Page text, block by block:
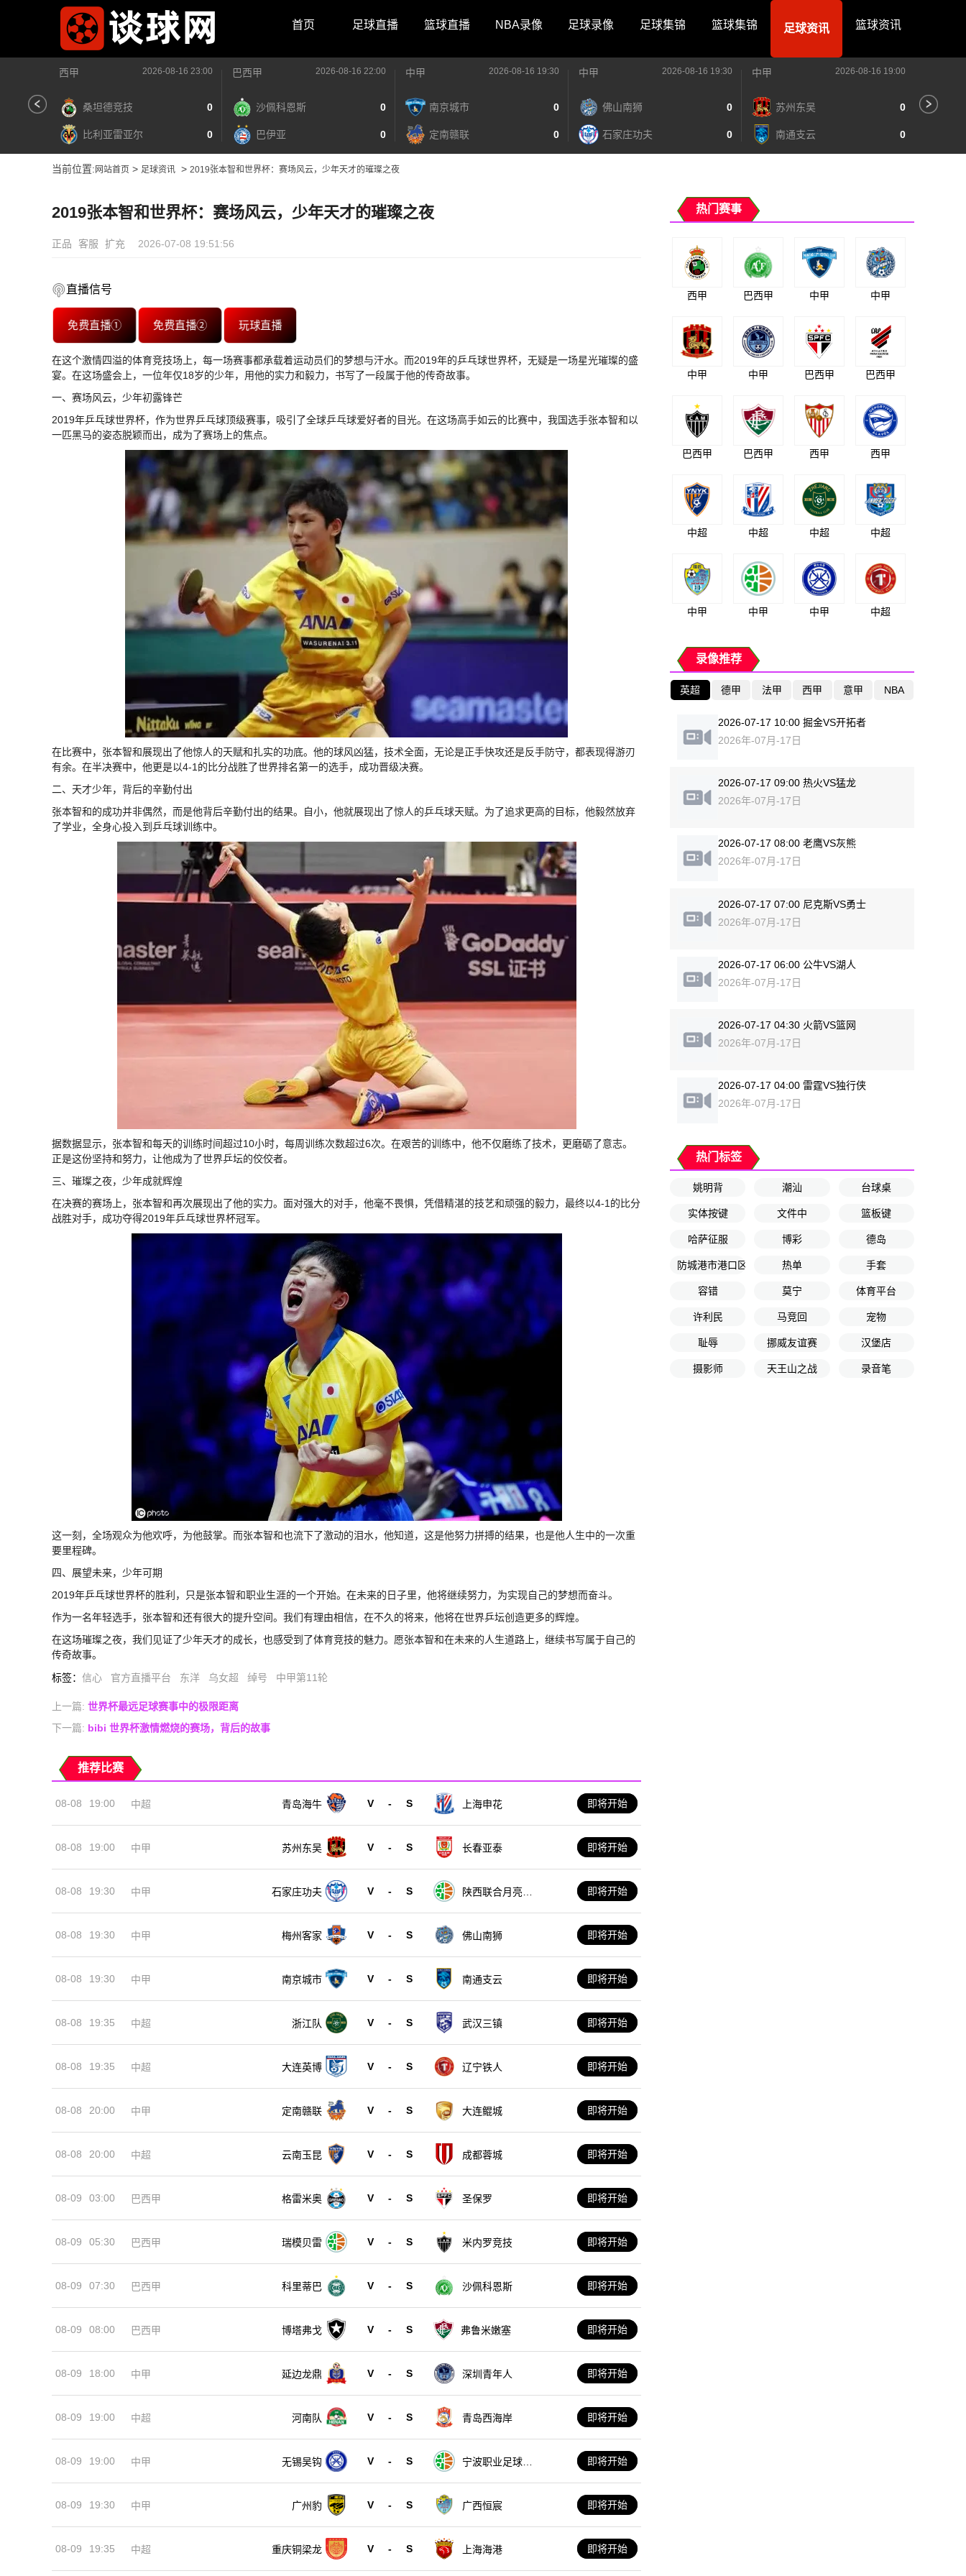
首页 足球直播 篮球直播 NBA录像 足球录像 足球集锦 篮球集锦 足球资讯 篮球资讯
西甲 2026-08-16 23:00
桑坦德竞技 0
比利亚雷亚尔 0
巴西甲 2026-08-16 22:00
沙佩科恩斯 0
巴伊亚 0
中甲 2026-08-16 19:30
南京城市 0
定南赣联 0
中甲 2026-08-16 19:30
佛山南狮 0
石家庄功夫 0
中甲 2026-08-16 19:00
苏州东吴 0
南通支云 0
当前位置: 网站首页 > 足球资讯 > 2019张本智和世界杯：赛场风云，少年天才的璀璨之夜
2019张本智和世界杯：赛场风云，少年天才的璀璨之夜
正品 客服 扩充 2026-07-08 19:51:56
直播信号
免费直播① 免费直播② 玩球直播
在这个激情四溢的体育竞技场上，每一场赛事都承载着运动员们的梦想与汗水。而2019年的乒乓球世界杯，无疑是一场星光璀璨的盛
宴。在这场盛会上，一位年仅18岁的少年，用他的实力和毅力，书写了一段属于他的传奇故事。
一、赛场风云，少年初露锋芒
2019年乒乓球世界杯，作为世界乒乓球顶级赛事，吸引了全球乒乓球爱好者的目光。在这场高手如云的比赛中，我国选手张本智和以
一匹黑马的姿态脱颖而出，成为了赛场上的焦点。
在比赛中，张本智和展现出了他惊人的天赋和扎实的功底。他的球风凶猛，技术全面，无论是正手快攻还是反手防守，都表现得游刃
有余。在半决赛中，他更是以4-1的比分战胜了世界排名第一的选手，成功晋级决赛。
二、天才少年，背后的辛勤付出
张本智和的成功并非偶然，而是他背后辛勤付出的结果。自小，他就展现出了惊人的乒乓球天赋。为了追求更高的目标，他毅然放弃
了学业，全身心投入到乒乓球训练中。
据数据显示，张本智和每天的训练时间超过10小时，每周训练次数超过6次。在艰苦的训练中，他不仅磨练了技术，更磨砺了意志。
正是这份坚持和努力，让他成为了世界乒坛的佼佼者。
三、璀璨之夜，少年成就辉煌
在决赛的赛场上，张本智和再次展现出了他的实力。面对强大的对手，他毫不畏惧，凭借精湛的技艺和顽强的毅力，最终以4-1的比分
战胜对手，成功夺得2019年乒乓球世界杯冠军。
这一刻，全场观众为他欢呼，为他鼓掌。而张本智和也流下了激动的泪水，他知道，这是他努力拼搏的结果，也是他人生中的一次重
要里程碑。
四、展望未来，少年可期
2019年乒乓球世界杯的胜利，只是张本智和职业生涯的一个开始。在未来的日子里，他将继续努力，为实现自己的梦想而奋斗。
作为一名年轻选手，张本智和还有很大的提升空间。我们有理由相信，在不久的将来，他将在世界乒坛创造更多的辉煌。
在这场璀璨之夜，我们见证了少年天才的成长，也感受到了体育竞技的魅力。愿张本智和在未来的人生道路上，继续书写属于自己的
传奇故事。
标签： 信心 官方直播平台 东洋 乌女超 绰号 中甲第11轮
上一篇: 世界杯最远足球赛事中的极限距离
下一篇: bibi 世界杯激情燃烧的赛场，背后的故事
推荐比赛
08-08 19:00 中超 青岛海牛 V - S 上海申花 即将开始
08-08 19:00 中甲 苏州东吴 V - S 长春亚泰 即将开始
08-08 19:30 中甲 石家庄功夫 V - S
陕西联合月亮泊
即将开始
08-08 19:30 中甲 梅州客家 V - S 佛山南狮 即将开始
08-08 19:30 中甲 南京城市 V - S 南通支云 即将开始
08-08 19:35 中超 浙江队 V - S 武汉三镇 即将开始
08-08 19:35 中超 大连英博 V - S 辽宁铁人 即将开始
08-08 20:00 中甲 定南赣联 V - S 大连鲲城 即将开始
08-08 20:00 中超 云南玉昆 V - S 成都蓉城 即将开始
08-09 03:00 巴西甲 格雷米奥 V - S 圣保罗 即将开始
08-09 05:30 巴西甲 瑞模贝雷 V - S 米内罗竞技 即将开始
08-09 07:30 巴西甲 科里蒂巴 V - S 沙佩科恩斯 即将开始
08-09 08:00 巴西甲 博塔弗戈 V - S 弗鲁米嫩塞 即将开始
08-09 18:00 中甲 延边龙鼎 V - S 深圳青年人 即将开始
08-09 19:00 中超 河南队 V - S 青岛西海岸 即将开始
08-09 19:00 中甲 无锡吴钩 V - S
宁波职业足球俱
即将开始
08-09 19:30 中甲 广州豹 V - S 广西恒宸 即将开始
08-09 19:35 中超 重庆铜梁龙 V - S 上海海港 即将开始
热门赛事
西甲 巴西甲 中甲 中甲
中甲 中甲 巴西甲 巴西甲
巴西甲 巴西甲 西甲 西甲
中超 中超 中超 中超
中甲 中甲 中甲 中超
录像推荐
英超 德甲 法甲 西甲 意甲 NBA
2026-07-17 10:00 掘金VS开拓者
2026年-07月-17日
2026-07-17 09:00 热火VS猛龙
2026年-07月-17日
2026-07-17 08:00 老鹰VS灰熊
2026年-07月-17日
2026-07-17 07:00 尼克斯VS勇士
2026年-07月-17日
2026-07-17 06:00 公牛VS湖人
2026年-07月-17日
2026-07-17 04:30 火箭VS篮网
2026年-07月-17日
2026-07-17 04:00 雷霆VS独行侠
2026年-07月-17日
热门标签
姚明背 潮汕 台球桌
实体按键 文件中 篮板键
哈萨征服 博彩 德岛
防城港市港口区队 热单 手套
容错 莫宁 体育平台
许利民 马竞回 宠物
耻辱 挪威友谊赛 汉堡店
摄影师 天王山之战 录音笔